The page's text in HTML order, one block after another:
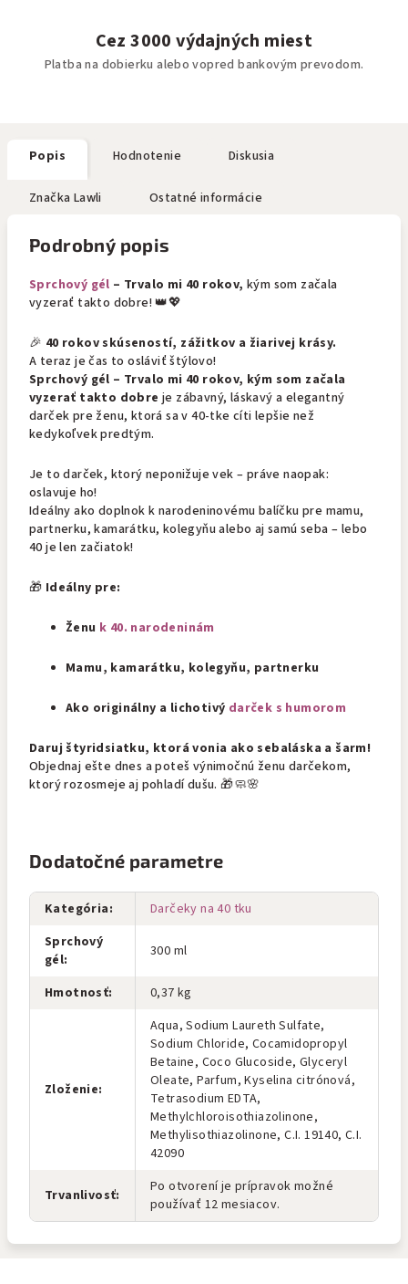
Cez 3000 výdajných miest
Platba na dobierku alebo vopred bankovým prevodom.
Popis Hodnotenie Diskusia
Značka Lawli Ostatné informácie
Podrobný popis
Sprchový gél – Trvalo mi 40 rokov, kým som začala
vyzerať takto dobre! 👑💖
🎉 40 rokov skúseností, zážitkov a žiarivej krásy.
A teraz je čas to osláviť štýlovo!
Sprchový gél – Trvalo mi 40 rokov, kým som začala
vyzerať takto dobre je zábavný, láskavý a elegantný
darček pre ženu, ktorá sa v 40-tke cíti lepšie než
kedykoľvek predtým.
Je to darček, ktorý neponižuje vek – práve naopak:
oslavuje ho!
Ideálny ako doplnok k narodeninovému balíčku pre mamu,
partnerku, kamarátku, kolegyňu alebo aj samú seba – lebo
40 je len začiatok!
🎁 Ideálny pre:
Ženu k 40. narodeninám
Mamu, kamarátku, kolegyňu, partnerku
Ako originálny a lichotivý darček s humorom
Daruj štyridsiatku, ktorá vonia ako sebaláska a šarm!
Objednaj ešte dnes a poteš výnimočnú ženu darčekom,
ktorý rozosmeje aj pohladí dušu. 🎁🧼🌸
Dodatočné parametre
Kategória:
Darčeky na 40 tku
Sprchový
gél: 300 ml
Hmotnosť: 0,37 kg
Zloženie:
Aqua, Sodium Laureth Sulfate,
Sodium Chloride, Cocamidopropyl
Betaine, Coco Glucoside, Glyceryl
Oleate, Parfum, Kyselina citrónová,
Tetrasodium EDTA,
Methylchloroisothiazolinone,
Methylisothiazolinone, C.I. 19140, C.I.
42090
Trvanlivosť:
Po otvorení je prípravok možné
používať 12 mesiacov.